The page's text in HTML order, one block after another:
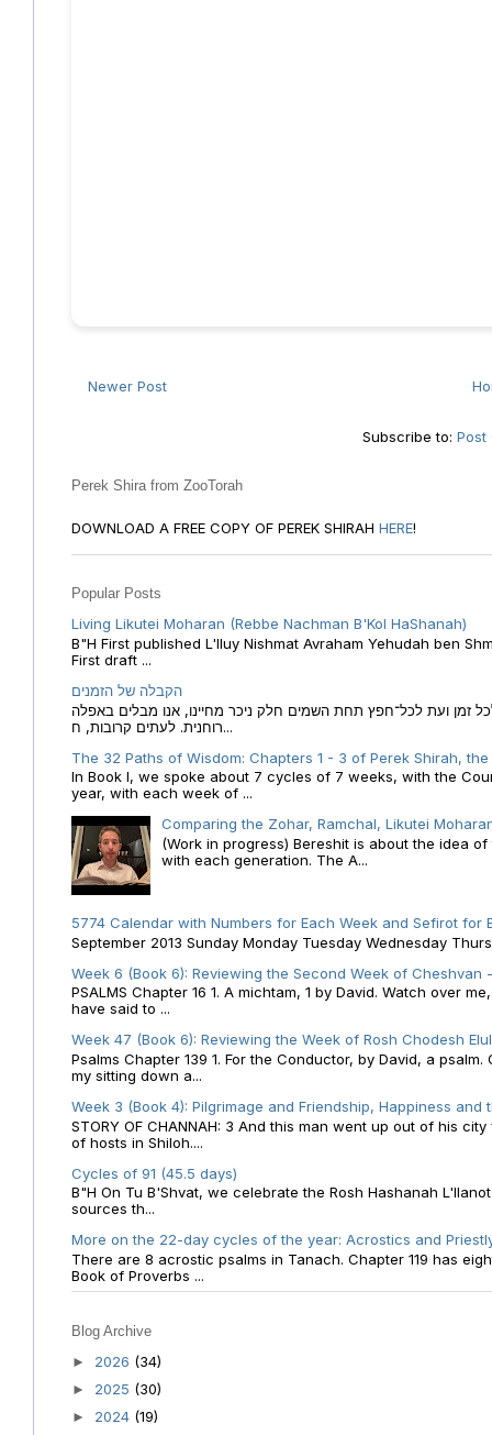
Newer Post
Subscribe to:Post
Perek Shira from ZooTorah
DOWNLOAD A FREE COPY OF PEREK SHIRAH HERE!
Popular Posts
Living Likutei Moharan (Rebbe Nachman B'Kol HaShanah)
B"H First published L'Iluy Nishmat Avraham Yehudah ben
First draft ...
הקבלה של הזמנים
זמן ועת לכל־חפץ תחת השמים חלק ניכר מחיינו, אנו מבלים באפלה
רוחנית. לעתים קרובות, ח...
The 32 Paths of Wisdom: Chapters 1 - 3 of Perek Shirah,
In Book I, we spoke about 7 cycles of 7 weeks, with the
year, with each week of ...
Comparing the Zohar, Ramchal, Likutei
(Work in progress) Bereshit is about the idea
with each generation. The A...
5774 Calendar with Numbers for Each Week and Sefirot for
September 2013 Sunday Monday Tuesday Wednesday
Week 6 (Book 6): Reviewing the Second Week of Cheshvan
PSALMS Chapter 16 1. A michtam, 1 by David. Watch over
have said to ...
Week 47 (Book 6): Reviewing the Week of Rosh Chodesh
Psalms Chapter 139 1. For the Conductor, by David, a
my sitting down a...
Week 3 (Book 4): Pilgrimage and Friendship, Happiness and
STORY OF CHANNAH: 3 And this man went up out of his
of hosts in Shiloh....
Cycles of 91 (45.5 days)
B"H On Tu B'Shvat, we celebrate the Rosh Hashanah
sources th...
More on the 22-day cycles of the year: Acrostics and
There are 8 acrostic psalms in Tanach. Chapter 119 has
Book of Proverbs ...
Blog Archive
► 2026 (34)
► 2025 (30)
► 2024 (19)